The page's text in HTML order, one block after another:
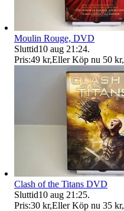
Moulin Rouge, DVD
Sluttid10 aug 21:24.
Pris:49 kr,Eller Köp nu 50 kr,
Clash of the Titans DVD
Sluttid10 aug 21:25.
Pris:30 kr,Eller Köp nu 35 kr,